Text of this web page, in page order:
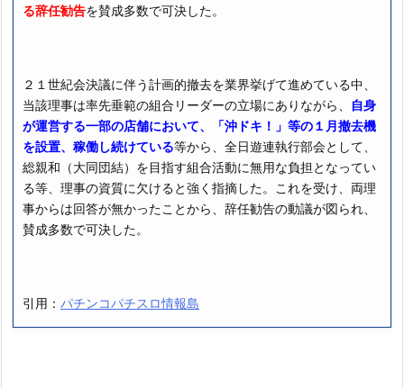
る辞任勧告を賛成多数で可決した。
２１世紀会決議に伴う計画的撤去を業界挙げて進めている中、
当該理事は率先垂範の組合リーダーの立場にありながら、
自身
が運営する一部の店舗において、「沖ドキ！」等の１月撤去機
を設置、稼働し続けている等から、全日遊連執行部会として、
総親和（大同団結）を目指す組合活動に無用な負担となってい
る等、理事の資質に欠けると強く指摘した。これを受け、両理
事からは回答が無かったことから、辞任勧告の動議が図られ、
賛成多数で可決した。
引用： パチンコパチスロ情報島